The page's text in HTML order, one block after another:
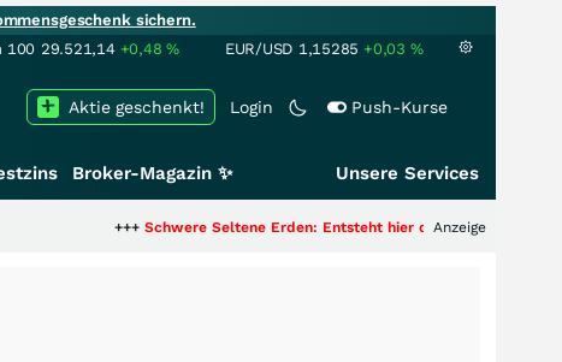
sichern.
100 29.521,14 +0,48% EUR/USD 1,15285 +0,03 %
Login Push-Kurse
Aktie geschenkt!
Broker-Magazin ✨ Unsere Services
Schwere Seltene Erden: Entsteht hier die nächste Milliardenstory?
Anzeige